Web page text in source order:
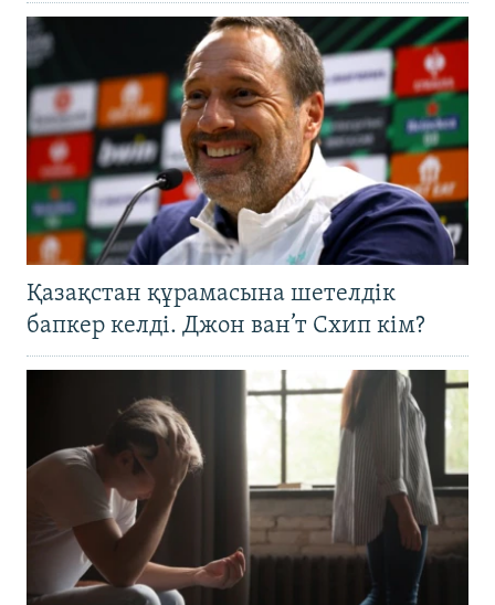
Қазақстан құрамасына шетелдік
бапкер келді. Джон ван’т Схип кім?